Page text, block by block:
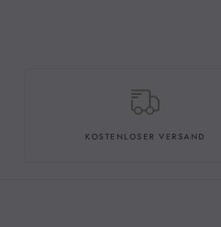
KOSTENLOSER VERSAND